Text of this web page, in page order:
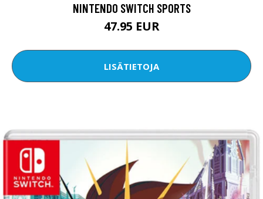
NINTENDO SWITCH SPORTS
47.95 EUR
LISÄTIETOJA